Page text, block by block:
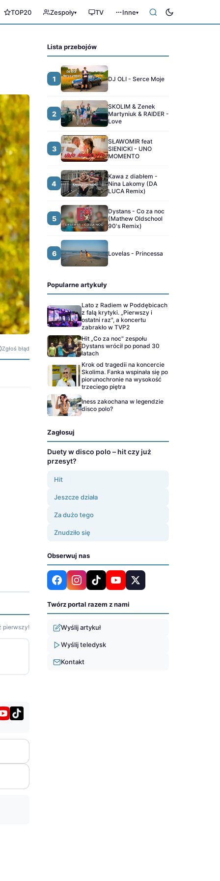
TOP20 Zespoły▾ TV Inne▾
Zgłoś błąd
pierwszy!
Lista przebojów
1 DJ OLI - Serce Moje
2
SKOLIM & Zenek
Martyniuk & RAIDER -
Love
3
SŁAWOMIR feat
SIENICKI - UNO
MOMENTO
4
Kawa z diabłem -
Nina Lakomy (DA
LUCA Remix)
5
Dystans - Co za noc
(Mathew Oldschool
90's Remix)
6 Lovelas - Princessa
Popularne artykuły
Lato z Radiem w Poddębicach
z falą krytyki. „Pierwszy i
ostatni raz", a koncertu
zabrakło w TVP2
Hit „Co za noc" zespołu
Dystans wrócił po ponad 30
latach
Krok od tragedii na koncercie
Skolima. Fanka wspinała się po
piorunochronie na wysokość
trzeciego piętra
Iness zakochana w legendzie
disco polo?
Zagłosuj
Duety w disco polo – hit czy już
przesyt?
Hit
Jeszcze działa
Za dużo tego
Znudziło się
Obserwuj nas
Twórz portal razem z nami
Wyślij artykuł
Wyślij teledysk
Kontakt